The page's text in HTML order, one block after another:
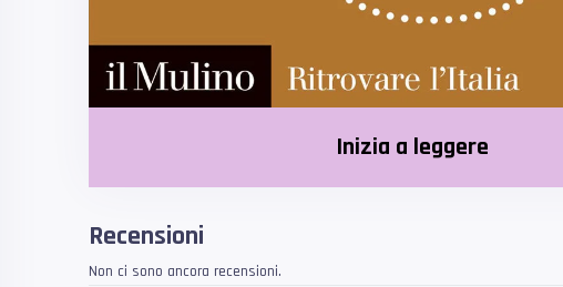
Inizia a leggere
Recensioni
Non ci sono ancora recensioni.